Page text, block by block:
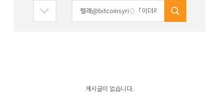
게시글이 없습니다.